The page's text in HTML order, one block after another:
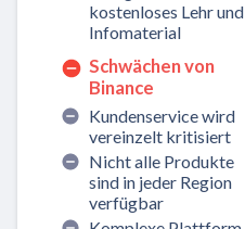
kostenloses Lehr und
Infomaterial
Schwächen von
Binance
Kundenservice wird
vereinzelt kritisiert
Nicht alle Produkte
sind in jeder Region
verfügbar